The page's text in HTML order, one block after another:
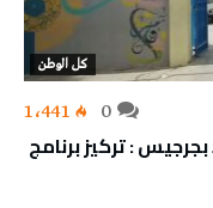
كل الوطن
1٬441
: تركيز برنامج